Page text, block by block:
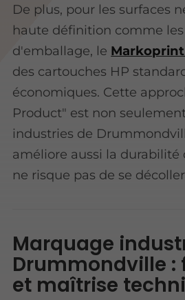
De plus, pour les surfaces
haute définition comme
d'emballage, le
des cartouches HP
économiques. Cette
Product" est non
industries de
améliore aussi la
ne risque pas de se
Marquage
Drummondville :
et maîtrise